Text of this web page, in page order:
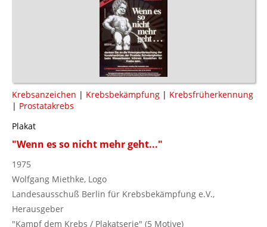
Krebsanzeichen | Krebsbekämpfung | Krebsfrüherkennung
| Prostatakrebs
Plakat
"Wenn es so nicht mehr geht..."
1975
Wolfgang Miethke, Logo
Landesausschuß Berlin für Krebsbekämpfung e.V.,
Herausgeber
"Kampf dem Krebs / Plakatserie" (5 Motive)